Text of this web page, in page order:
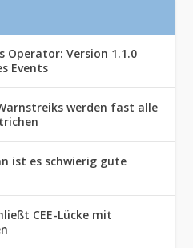
Operator: Version 1.1.0
Events
werden fast alle
ist es schwierig gute
CEE-Lücke mit